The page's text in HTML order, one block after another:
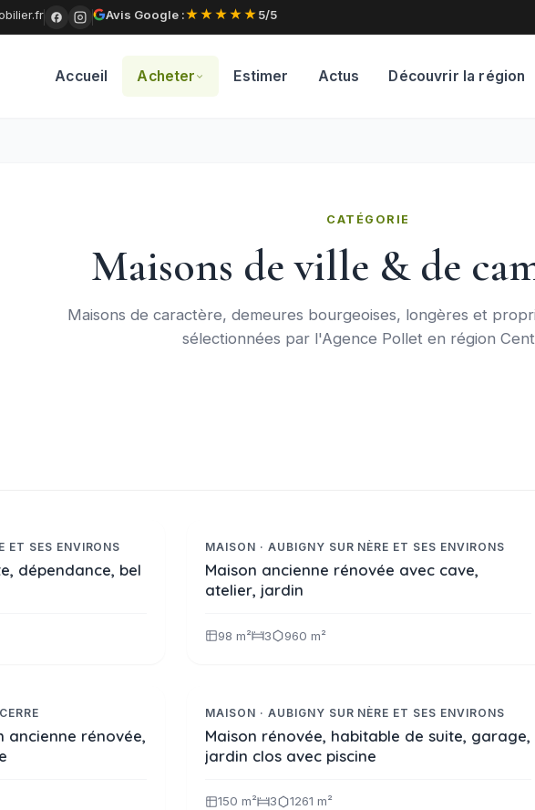
Avis Google :★★★★★5/5
Accueil Acheter Estimer Actus Découvrir la région
CATÉGORIE
Maisons de ville & de
Maisons de caractère, demeures bourgeoises, longères et
sélectionnées par l'Agence Pollet en région
ET SES ENVIRONS
dépendance, bel
NOUVEAUTE
MAISON · AUBIGNY SUR NÈRE ET SES ENVIRONS
Maison ancienne rénovée avec cave,
atelier, jardin
98 m² 3 960 m²
ancienne rénovée,
NOUVEAUTE
MAISON · AUBIGNY SUR NÈRE ET SES ENVIRONS
Maison rénovée, habitable de suite, garage,
jardin clos avec piscine
150 m² 3 1261 m²